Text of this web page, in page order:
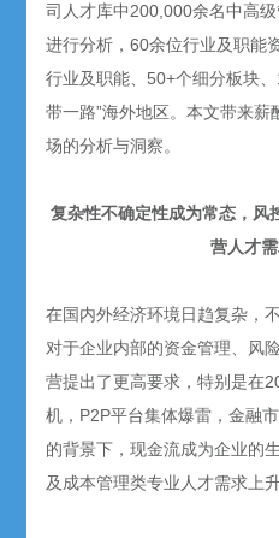
司人才库中200,000余名中高
进行分析，60余位行业及职能
行业及职能、50+个细分板块
带一路”海外地区。本文带来
场的分析与洞察。
复杂性不确定性成为常态，风
营人才
在国内外经济环境日趋复杂，
对于企业内部的资金管理、风
营提出了更高要求，特别是在
机，P2P平台集体爆雷，金融
的背景下，现金流成为企业的
及成本管理类专业人才需求上升